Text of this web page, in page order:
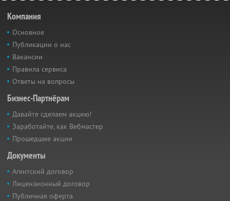
Компания
Основное
Публикации о нас
Вакансии
Правила сервиса
Ответы на вопросы
Бизнес-Партнёрам
Давайте сделаем акцию!
Заработайте, как Вебмастер
Прошедшие акции
Документы
Агентский договор
Лицензионный договор
Публичная оферта